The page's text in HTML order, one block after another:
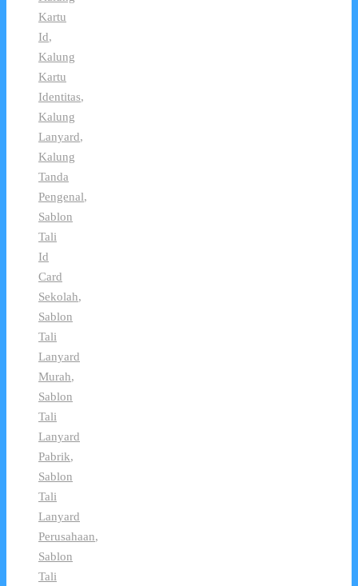
Kartu
Id,
Kalung
Kartu
Identitas,
Kalung
Lanyard,
Kalung
Tanda
Pengenal,
Sablon
Tali
Id
Card
Sekolah,
Sablon
Tali
Lanyard
Murah,
Sablon
Tali
Lanyard
Pabrik,
Sablon
Tali
Lanyard
Perusahaan,
Sablon
Tali